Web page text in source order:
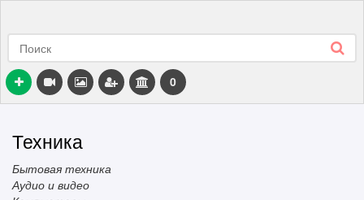
0
Техника
Бытовая техника
Аудио и видео